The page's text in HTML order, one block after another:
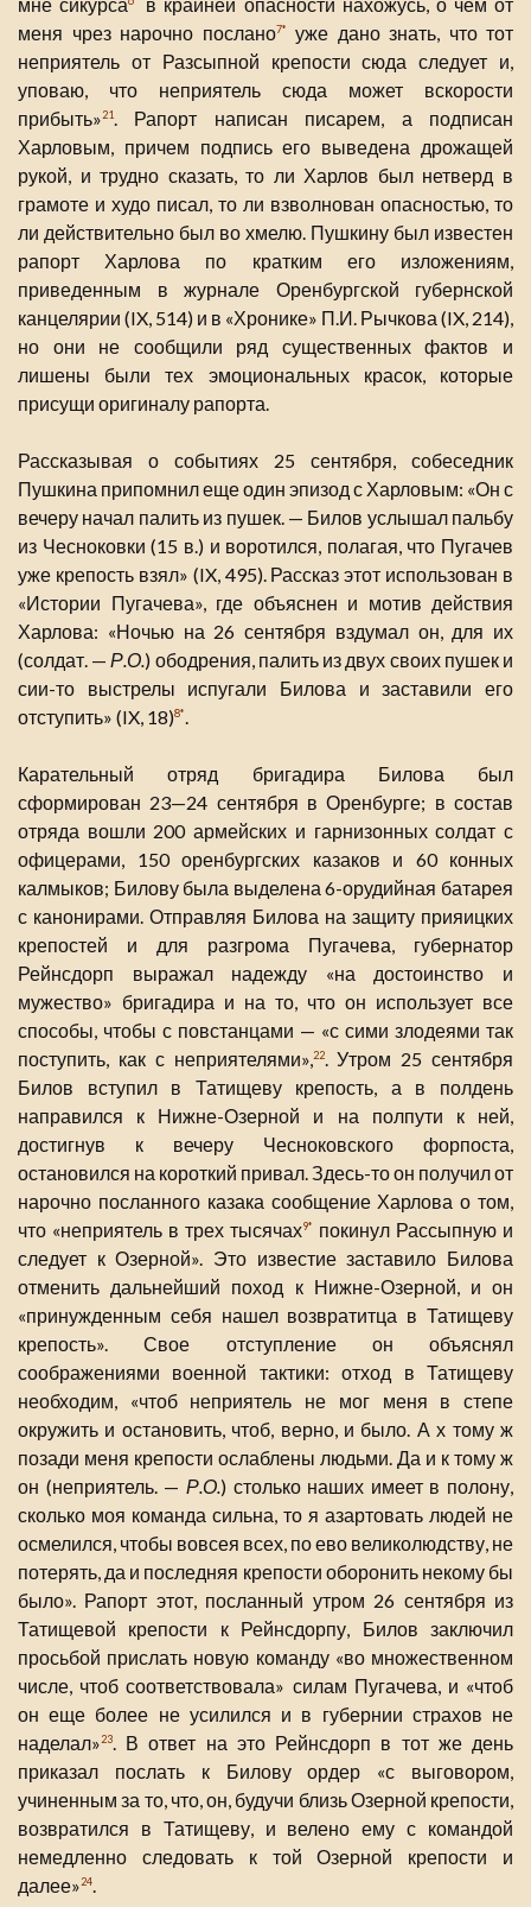
меня чрез нарочно послано7*
уже дано знать, что тот
неприятель от Разсыпной крепости сюда следует и,
уповаю, что неприятель сюда может вскорости
прибыть»21. Рапорт написан писарем, а подписан
Харловым, причем подпись его выведена дрожащей
рукой, и трудно сказать, то ли Харлов был нетверд в
грамоте и худо писал, то ли взволнован опасностью, то
ли действительно был во хмелю. Пушкину был известен
рапорт Харлова по кратким его изложениям,
приведенным в журнале Оренбургской губернской
канцелярии (IX, 514) и в «Хронике» П.И. Рычкова (IX, 214),
но они не сообщили ряд существенных фактов и
лишены были тех эмоциональных красок, которые
присущи оригиналу рапорта.
Рассказывая о событиях 25 сентября, собеседник
Пушкина припомнил еще один эпизод с Харловым: «Он с
вечеру начал палить из пушек. — Билов услышал пальбу
из Чесноковки (15 в.) и воротился, полагая, что Пугачев
уже крепость взял» (IX, 495). Рассказ этот использован в
«Истории Пугачева», где объяснен и мотив действия
Харлова: «Ночью на 26 сентября вздумал он, для их
(солдат. — Р.О. ) ободрения, палить из двух своих пушек и
сии-то выстрелы испугали Билова и заставили его
отступить» (IX, 18)8*
Карательный отряд бригадира Билова был
сформирован 23—24 сентября в Оренбурге; в состав
отряда вошли 200 армейских и гарнизонных солдат с
офицерами, 150 оренбургских казаков и 60 конных
калмыков; Билову была выделена 6-орудийная батарея
с канонирами. Отправляя Билова на защиту прияицких
крепостей и для разгрома Пугачева, губернатор
Рейнсдорп выражал надежду «на достоинство и
мужество» бригадира и на то, что он использует все
способы, чтобы с повстанцами — «с сими злодеями так
поступить, как с неприятелями», 22. Утром 25 сентября
Билов вступил в Татищеву крепость, а в полдень
направился к Нижне-Озерной и на полпути к ней,
достигнув к вечеру Чесноковского форпоста,
остановился на короткий привал. Здесь-то он получил от
нарочно посланного казака сообщение Харлова о том,
что «неприятель в трех тысячах9*
покинул Рассыпную и
следует к Озерной». Это известие заставило Билова
отменить дальнейший поход к Нижне-Озерной, и он
«принужденным себя нашел возвратитца в Татищеву
крепость». Свое отступление он объяснял
соображениями военной тактики: отход в Татищеву
необходим, «чтоб неприятель не мог меня в степе
окружить и остановить, чтоб, верно, и было. А х тому ж
позади меня крепости ослаблены людьми. Да и к тому ж
он (неприятель. — Р.О. ) столько наших имеет в полону,
сколько моя команда сильна, то я азартовать людей не
осмелился, чтобы вовсея всех, по ево великолюдству, не
потерять, да и последняя крепости оборонить некому бы
было». Рапорт этот, посланный утром 26 сентября из
Татищевой крепости к Рейнсдорпу, Билов заключил
просьбой прислать новую команду «во множественном
числе, чтоб соответствовала» силам Пугачева, и «чтоб
он еще более не усилился и в губернии страхов не
наделал»23
. В ответ на это Рейнсдорп в тот же день
приказал послать к Билову ордер «с выговором,
учиненным за то, что, он, будучи близь Озерной крепости,
возвратился в Татищеву, и велено ему с командой
немедленно следовать к той Озерной крепости и
далее»24